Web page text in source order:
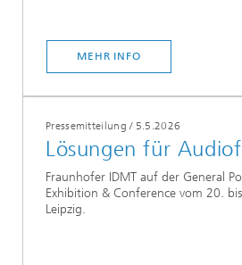
MEHR INFO
Pressemitteilung / 5.5.2026
Lösungen für
Fraunhofer IDMT auf der General
Exhibition & Conference vom 20.
Leipzig.